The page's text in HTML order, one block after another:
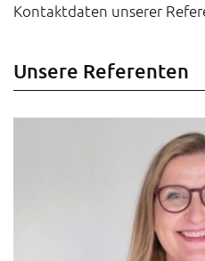
Kontaktdaten unserer
Unsere Referenten